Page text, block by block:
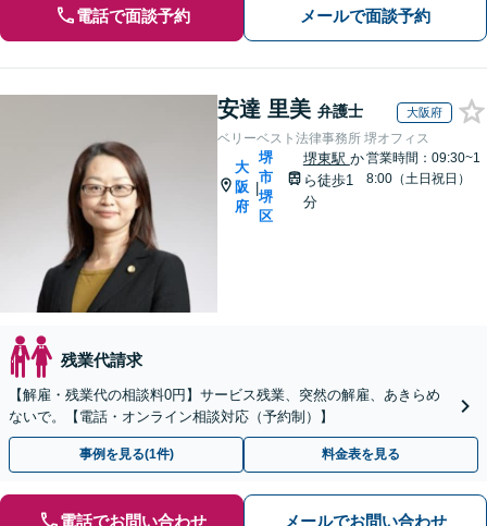
電話で面談予約 メールで面談予約
安達 里美 弁護士 大阪府
ベリーベスト法律事務所 堺オフィス
大
阪
府
|
堺
市
堺
区
堺東駅 か
ら徒歩1
分
営業時間：09:30~1
8:00（土日祝日）
残業代請求
【解雇・残業代の相談料0円】サービス残業、突然の解雇、あきらめ
ないで。【電話・オンライン相談対応（予約制）】
事例を見る(1件) 料金表を見る
電話でお問い合わせ メールでお問い合わせ